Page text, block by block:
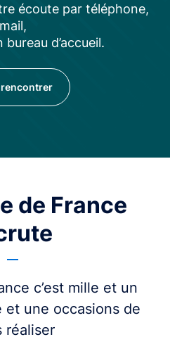
écoute par téléphone,
mail,
d’accueil.
rencontrer
de France
c’est mille et un
et une occasions de
réaliser